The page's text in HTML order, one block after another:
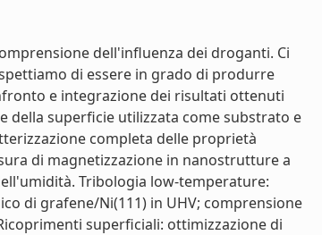
dell'influenza dei droganti. Ci
di essere in grado di produrre
e integrazione dei risultati ottenuti
della superficie utilizzata come substrato e
completa delle proprietà
di magnetizzazione in nanostrutture a
Tribologia low-temperature:
di grafene/Ni(111) in UHV; comprensione
superficiali: ottimizzazione di